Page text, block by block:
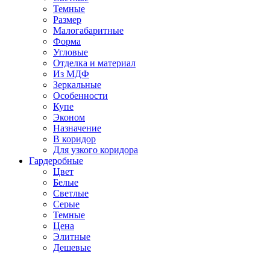
Темные
Размер
Малогабаритные
Форма
Угловые
Отделка и материал
Из МДФ
Зеркальные
Особенности
Купе
Эконом
Назначение
В коридор
Для узкого коридора
Гардеробные
Цвет
Белые
Светлые
Серые
Темные
Цена
Элитные
Дешевые